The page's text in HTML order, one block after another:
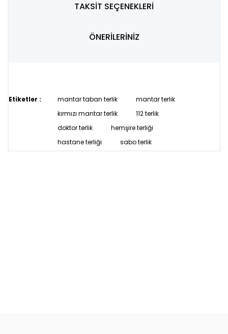
TAKSİT SEÇENEKLERİ
ÖNERİLERİNİZ
Etiketler : mantar taban terlik
mantar terlik
kırmızı mantar terlik
112 terlik
doktor terlik
hemşire terliği
hastane terliği
sabo terlik